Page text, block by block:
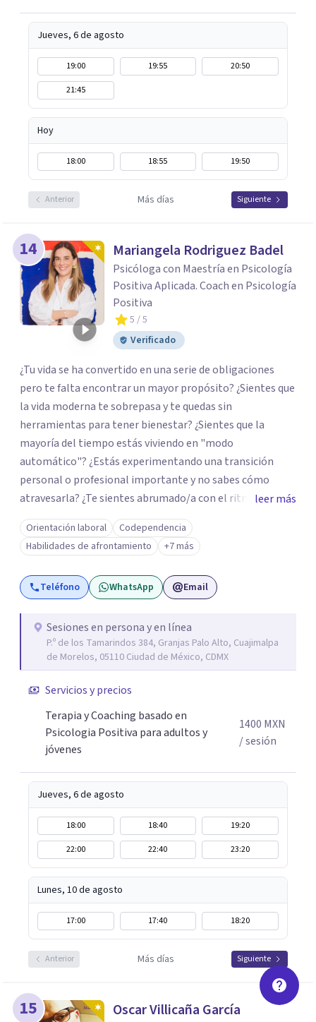
Jueves, 6 de agosto
19:00 19:55
20:50
21:45
Hoy
18:00 18:55 19:50
Anterior Más días Siguiente
14 Mariangela Rodriguez Badel
Psicóloga con Maestría en Psicología
Positiva Aplicada. Coach en Psicología
Positiva
5 / 5
Verificado
¿Tu vida se ha convertido en una serie de obligaciones
pero te falta encontrar un mayor propósito? ¿Sientes que
la vida moderna te sobrepasa y te quedas sin
herramientas para tener bienestar? ¿Sientes que la
mayoría del tiempo estás viviendo en "modo
automático"? ¿Estás experimentando una transición
personal o profesional importante y no sabes cómo
atravesarla? ¿Te sientes abrumado/a con el ritmo de tu
día a día y te preguntas si hay una mejor manera de vivir?
¿Aunque no estás deprimido/a sientes que te gustaría
potenciar tu capacidad de bienestar? Hola, Soy
Mariangela Rodriguez Badel. Uno de mis propósitos de
vida es impactar positivamente la vida de jóvenes y
uno/a y acompañándolo/as a encontrar herramientas
que les permitan conectar con su vida de maneras
diferentes y avanzar hacia donde lo necesitan. Hago
manera presencial en la Ciudad de México.
Adicionalmente enseño herramientas de psicología
positiva y bienestar a grupos y equipos.
leer más
Orientación laboral
Codependencia
Habilidades de afrontamiento
+7 más
Teléfono WhatsApp Email
Sesiones en persona y en línea
P.º de los Tamarindos 384, Granjas Palo Alto, Cuajimalpa
de Morelos, 05110 Ciudad de México, CDMX
Servicios y precios
Terapia y Coaching basado en
Psicologia Positiva para adultos y
jóvenes
1400 MXN
/ sesión
Jueves, 6 de agosto
18:00 18:40
19:20
22:00
22:40 23:20
Lunes, 10 de agosto
17:00 17:40 18:20
Anterior Más días Siguiente
15 Oscar Villicaña García